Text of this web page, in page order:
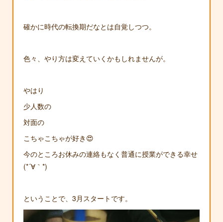
確かに時代の転換期だなとは自覚しつつ。
色々、やり方は変えていくかもしれませんが。
やはり
少人数の
対面の
こちゃこちゃが好き😍
今のところお休みの連絡もなく普通に授業ができる幸せ
(*´∀｀*)
ということで、3月スタートです。